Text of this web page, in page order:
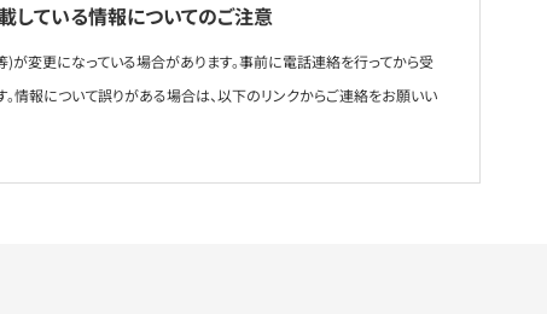
している情報についてのご注意
が変更になっている場合があります。事前に電話連絡を行ってから受
。情報について誤りがある場合は、以下のリンクからご連絡をお願いい